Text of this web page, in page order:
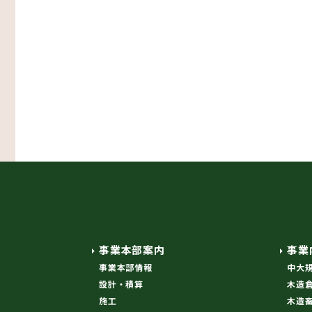
事業本部案内
事業本部情報
設計・積算
施工
事業
中大
木造
木造